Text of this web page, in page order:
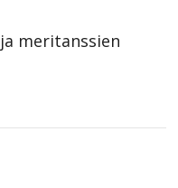
meritanssien